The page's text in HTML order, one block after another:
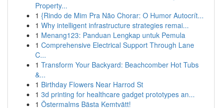
Property...
1 {Rindo de Mim Pra Não Chorar: O Humor Autocrít...
1 Why intelligent infrastructure strategies remai...
1 Menang123: Panduan Lengkap untuk Pemula
1 Comprehensive Electrical Support Through Lane
C...
1 Transform Your Backyard: Beachcomber Hot Tubs
&...
1 Birthday Flowers Near Harrod St
1 3d printing for healthcare gadget prototypes an...
1 Östermalms Bästa Kemtvätt!